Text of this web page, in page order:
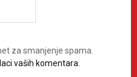
za smanjenje spama.
vaših komentara.